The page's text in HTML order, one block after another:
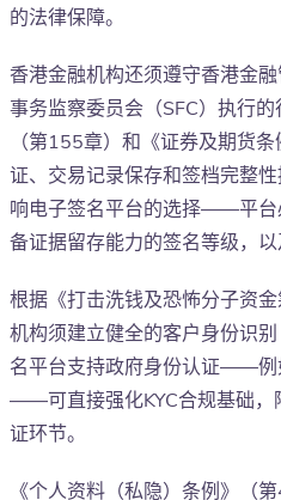
的法律保障。
香港金融机构还须遵守香港金
事务监察委员会（SFC）执行
（第155章）和《证券及期货
证、交易记录保存和签档完整
响电子签名平台的选择——平台
备证据留存能力的签名等级，以
根据《打击洗钱及恐怖分子资
机构须建立健全的客户身份识
名平台支持政府身份认证——
——可直接强化KYC合规基础，
证环节。
《个人资料（私隐）条例》（